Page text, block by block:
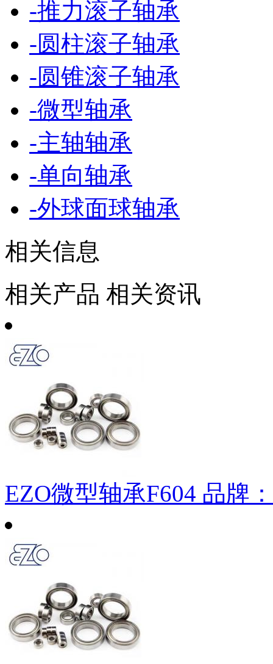
-推力滚子轴承
-圆柱滚子轴承
-圆锥滚子轴承
-微型轴承
-主轴轴承
-单向轴承
-外球面球轴承
相关信息
相关产品 相关资讯
EZO微型轴承F604 品牌：